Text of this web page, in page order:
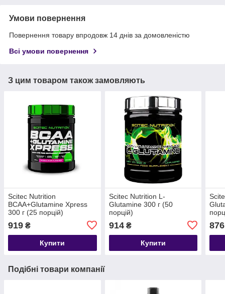
Умови повернення
Повернення товару впродовж 14 днів за домовленістю
Всі умови повернення
З цим товаром також замовляють
Scitec Nutrition
BCAA+Glutamine Xpress
300 г (25 порцій)
919 ₴
Купити
Scitec Nutrition L-
Glutamine 300 г (50
порцій)
914₴
Купити
876
Подібні товари компанії